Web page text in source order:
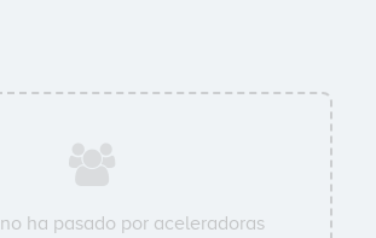
no ha pasado por aceleradoras